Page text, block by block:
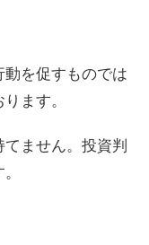
を促すものでは
ます。
ません。投資判